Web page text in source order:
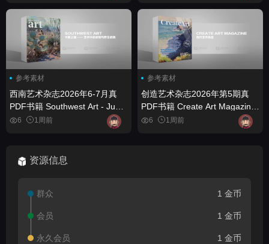
参考素材
西南艺术杂志2026年6-7月真
PDF书籍 Southwest Art - June-
July 2026 (True PDF) - book
6 1周前
参考素材
创造艺术杂志2026年第5期真
PDF书籍 Create Art Magazine
- Issue 5, 2026 (True PDF) -
6 1周前
资源信息
群众 1 金币
会员 1 金币
永久会员 1 金币